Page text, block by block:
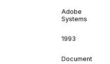
Adobe
Systems
1993
Document